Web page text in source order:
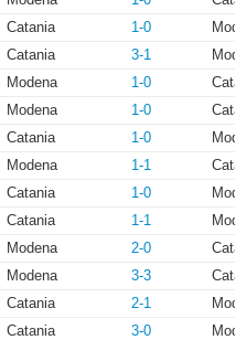
Catania 1-0
Catania 3-1
Modena 1-0
Modena 1-0
Catania 1-0
Modena 1-1
Catania 1-0
Catania 1-1
Modena 2-0
Modena 3-3
Catania 2-1
Catania 3-0